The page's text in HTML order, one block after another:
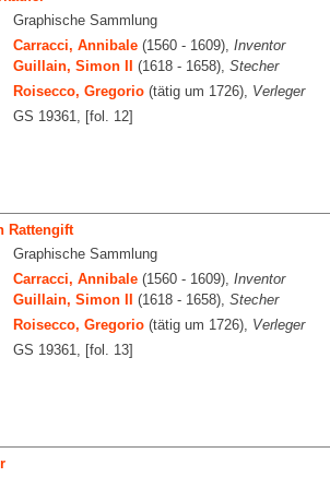
Graphische Sammlung
Carracci, Annibale(1560 - 1609), Inventor
Guillain, Simon II
(1618 - 1658), Stecher
Roisecco, Gregorio(tätig um 1726), Verleger
GS 19361, [fol. 12]
Rattengift
Graphische Sammlung
Carracci, Annibale(1560 - 1609), Inventor
Guillain, Simon II
(1618 - 1658), Stecher
Roisecco, Gregorio(tätig um 1726), Verleger
GS 19361, [fol. 13]